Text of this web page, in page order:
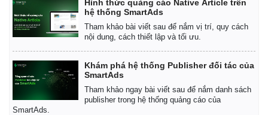
Hình thức quảng cáo Native Article trên
hệ thống SmartAds
Tham khảo bài viết sau để nắm vị trí, quy cách
nội dung, cách thiết lập và tối ưu.
Khám phá hệ thống Publisher đối tác của
SmartAds
Tham khảo ngay bài viết sau để nắm danh sách
publisher trong hệ thống quảng cáo của
SmartAds.